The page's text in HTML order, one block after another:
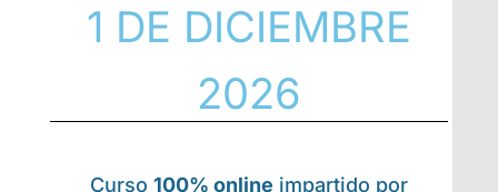
1 DE DICIEMBRE
2026
Curso 100% online impartido por